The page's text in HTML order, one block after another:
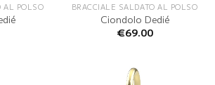
AL POLSO BRACCIALE SALDATO AL POLSO
Ciondolo Dedié
€69.00